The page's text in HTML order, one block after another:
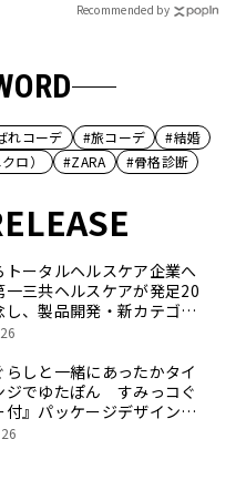
Recommended by
れコーデ #旅コーデ
#結婚
ロ） #ZARA #骨格診断
トータルヘルスケア企業へ
一三共ヘルスケアが発足20
し、製品開発・新カテゴリ
旧社統合時のエピソード
らしと一緒にあったかタイ
でゆたぽん すみっコぐ
付』パッケージデザインリ